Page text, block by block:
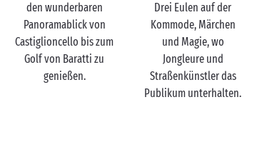
Sie haben sich entschlossen, Ihre nächsten Ferien in
Italien zu verbringen? Werfen Sie bei der Suche nach
der idealen Unterkunft für Ihren romantischen
Aufenthalt einen Blick auf unsere
den wunderbaren
Panoramablick von
Castiglioncello bis zum
Golf von Baratti zu
genießen.
Drei Eulen auf der
Kommode, Märchen
und Magie, wo
Jongleure und
Straßenkünstler das
Publikum unterhalten.